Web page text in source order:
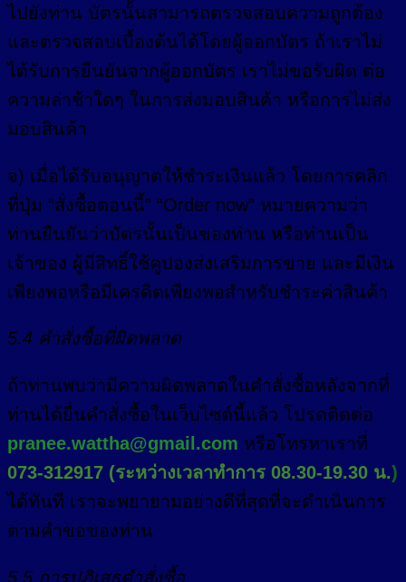
ไปยังท่าน บัตรนั้นสามารถตรวจสอบความถูกต้อง
และตรวจสอบเบื้องต้นได้โดยผู้ออกบัตร ถ้าเราไม่
ได้รับการยืนยันจากผู้ออกบัตร เราไม่ขอรับผิด ต่อ
ความล่าช้าใดๆ ในการส่งมอบสินค้า หรือการไม่ส่ง
มอบสินค้า
จ) เมื่อได้รับอนุญาตให้ชำระเงินแล้ว โดยการคลิก
ที่ปุ่ม “สั่งซื้อตอนนี้” “Order now” หมายความว่า
ท่านยืนยันว่าบัตรนั้นเป็นของท่าน หรือท่านเป็น
เจ้าของ ผู้มีสิทธิ์ใช้คูปองส่งเสริมการขาย และมีเงิน
เพียงพอหรือมีเครดิตเพียงพอสำหรับชำระค่าสินค้า
5.4 คำสั่งซื้อที่ผิดพลาด
ถ้าท่านพบว่ามีความผิดพลาดในคำสั่งซื้อหลังจากที่
ท่านได้ยื่นคำสั่งซื้อในเว็บไซต์นี้แล้ว โปรดติดต่อ
pranee.wattha@gmail.com หรือโทรหาเราที่
073-312917 (ระหว่างเวลาทำการ 08.30-19.30 น.)
ได้ทันที เราจะพยายามอย่างดีที่สุดที่จะดำเนินการ
ตามคำขอของท่าน
5.5 การปฏิเสธคำสั่งซื้อ